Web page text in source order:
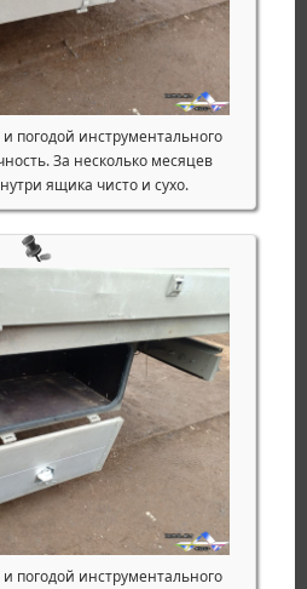
погодой инструментального
За несколько месяцев
ящика чисто и сухо.
погодой инструментального